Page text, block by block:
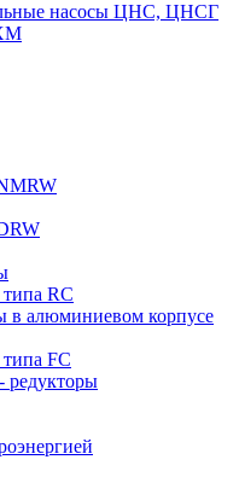
насосы ЦНС, ЦНСГ
RC
в алюминиевом корпусе
FC
редукторы